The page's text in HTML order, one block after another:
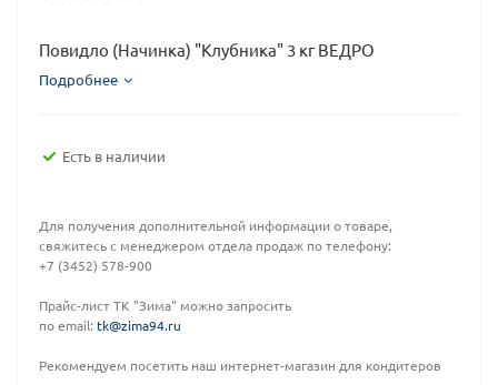
Повидло (Начинка) "Клубника" 3 кг ВЕДРО
Подробнее
Есть в наличии
Для получения дополнительной информации о товаре,
свяжитесь с менеджером отдела продаж по телефону:
+7 (3452) 578-900
Прайс-лист ТК "Зима" можно запросить
по email: tk@zima94.ru
Рекомендуем посетить наш интернет-магазин для кондитеров